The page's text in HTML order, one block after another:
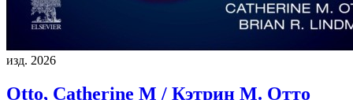
изд. 2026
Otto, Catherine M / Кэтрин М. Отто